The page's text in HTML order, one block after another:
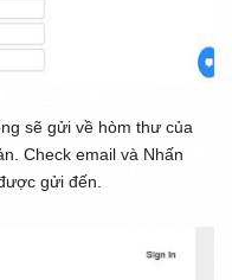
sẽ gửi về hòm thư của
Check email và Nhấn
gửi đến.